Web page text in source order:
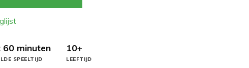
minuten
SPEELTIJD
10+
LEEFTIJD